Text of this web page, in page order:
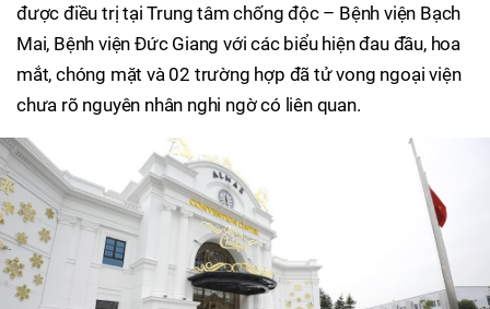
được điều trị tại Trung tâm chống độc – Bệnh viện Bạch
Mai, Bệnh viện Đức Giang với các biểu hiện đau đầu, hoa
mắt, chóng mặt và 02 trường hợp đã tử vong ngoại viện
chưa rõ nguyên nhân nghi ngờ có liên quan.